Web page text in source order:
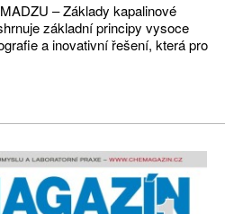
– Základy kapalinové
základní principy vysoce
a inovativní řešení, která pro